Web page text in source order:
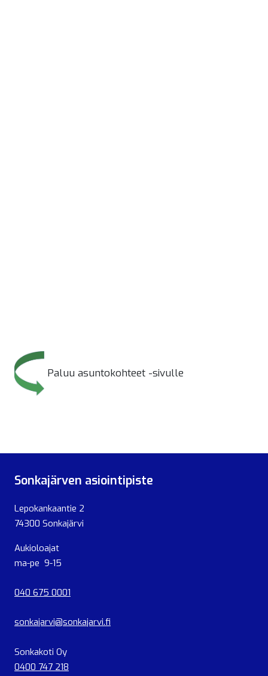
Paluu asuntokohteet -sivulle
Sonkajärven asiointipiste
Lepokankaantie 2
74300 Sonkajärvi
Aukioloajat
ma-pe 9-15
040 675 0001
sonkajarvi@sonkajarvi.fi
Sonkakoti Oy
0400 747 218